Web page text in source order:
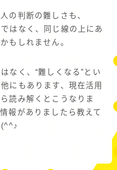
の判断の難しさも、
はなく、同じ線の上にあ
もしれません。
なく、“難しくなる”とい
にもあります、現在活用
読み解くとこうなりま
報がありましたら教えて